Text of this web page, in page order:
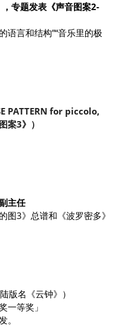
专题发表《声音图案2-
语言和结构”“音乐里的极
PATTERN for piccolo,
3》）
主任
图3》总谱和《波罗密多》
版名《云钟》）
一等奖」
。